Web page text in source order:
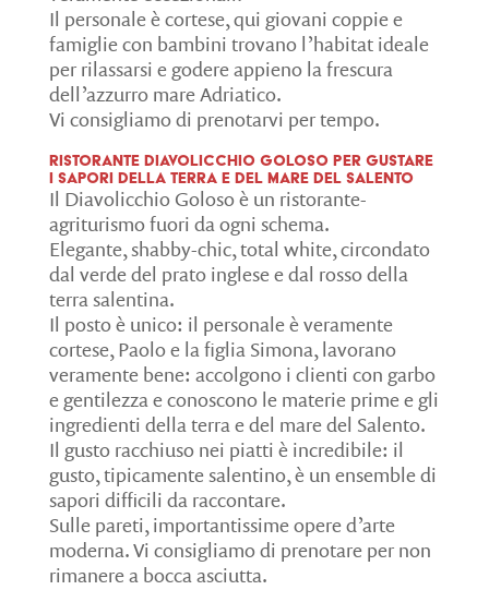
Il personale è cortese, qui giovani coppie e
famiglie con bambini trovano l’habitat ideale
per rilassarsi e godere appieno la frescura
dell’azzurro mare Adriatico.
Vi consigliamo di prenotarvi per tempo.
Ristorante Diavolicchio Goloso per gustare
i sapori della terra e del mare del Salento
Il Diavolicchio Goloso è un ristorante-
agriturismo fuori da ogni schema.
Elegante, shabby-chic, total white, circondato
dal verde del prato inglese e dal rosso della
terra salentina.
Il posto è unico: il personale è veramente
cortese, Paolo e la figlia Simona, lavorano
veramente bene: accolgono i clienti con garbo
e gentilezza e conoscono le materie prime e gli
ingredienti della terra e del mare del Salento.
Il gusto racchiuso nei piatti è incredibile: il
gusto, tipicamente salentino, è un ensemble di
sapori difficili da raccontare.
Sulle pareti, importantissime opere d’arte
moderna. Vi consigliamo di prenotare per non
rimanere a bocca asciutta.